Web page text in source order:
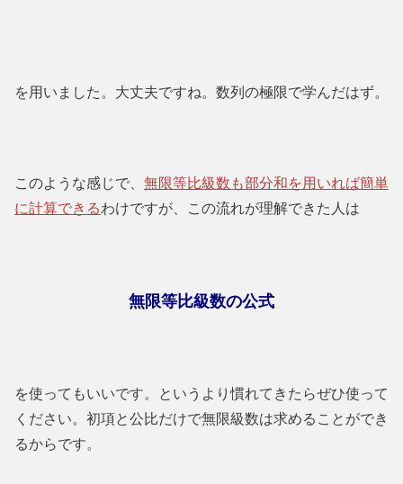
を用いました。大丈夫ですね。数列の極限で学んだはず。
このような感じで、 無限等比級数も部分和を用いれば簡単
に計算できるわけですが、この流れが理解できた人は
無限等比級数の公式
を使ってもいいです。というより慣れてきたらぜひ使って
ください。初項と公比だけで無限級数は求めることができ
るからです。